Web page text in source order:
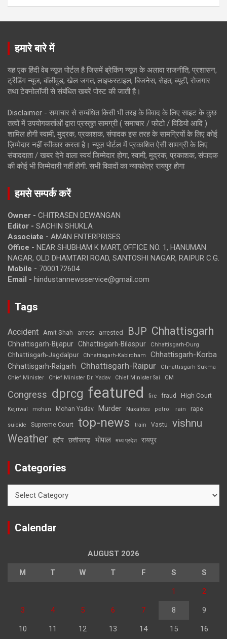
हमारे बारे में
यह एक हिंदी वेब न्यूज़ पोर्टल है जिसमें ब्रेकिंग न्यूज़ के अलावा राजनीति, प्रशासन,
ट्रेंडिंग न्यूज, बॉलीवुड, खेल जगत, लाइफस्टाइल, बिजनेस, सेहत, ब्यूटी, रोजगार
तथा टेक्नोलॉजी से संबंधित खबरें पोस्ट की जाती है।
Disclaimer - समाचार से सम्बंधित किसी भी तरह के विवाद के लिए साइट के कुछ
तत्वों में उपयोगकर्ताओं द्वारा प्रस्तुत सामग्री ( समाचार / फोटो / विडियो आदि )
शामिल होगी स्वामी, मुद्रक, प्रकाशक, संपादक इस तरह के सामग्रियों के लिए कोई
ज़िम्मेदार नहीं स्वीकार करता है। न्यूज़ पोर्टल में प्रकाशित ऐसी सामग्री के लिए
संवाददाता / खबर देने वाला स्वयं जिम्मेदार होगा, स्वामी, मुद्रक, प्रकाशक, संपादक
की कोई भी जिम्मेदारी नहीं होगी. सभी विवादों का न्यायक्षेत्र रायपुर होगा
हमसे सम्पर्क करें
Owner - CHITRASEN DEWANGAN
Editor - SACHIN SHUKLA
Associate - AMAN ENTERPRISES
Office - NEAR SHUBHAM K MART, OFFICE NO. 1, HANUMAN
NAGAR, OLD DHAMTARI ROAD, SANTOSHI NAGAR, RAIPUR C.G.
Mobile - 7000172604
Email - hindustannewsservice@gmail.com
Tags
Accident Amit Shah arrest arrested BJP Chhattisgarh
Chhattisgarh-Bijapur Chhattisgarh-Bilaspur Chhattisgarh-Durg
Chhattisgarh-Jagdalpur Chhattisgarh-Kabirdham Chhattisgarh-Korba
Chhattisgarh-Raigarh Chhattisgarh-Raipur
Chhattisgarh-Sukma
Chief Minister
Chief Minister Dr. Yadav Chief Minister Sai CM
Congress dprcg featured fire fraud High Court
Kejriwal mohan Mohan Yadav Murder Naxalites petrol rain rape
suicide Supreme Court top-news train Vastu vishnu
Weather इंदौर छत्तीसगढ़ भोपाल मध्य प्रदेश रायपुर
Categories
Calendar
AUGUST 2026
M T W T F S S
1 2
3 4 5 6 7 8 9
10 11 12 13 14 15 16